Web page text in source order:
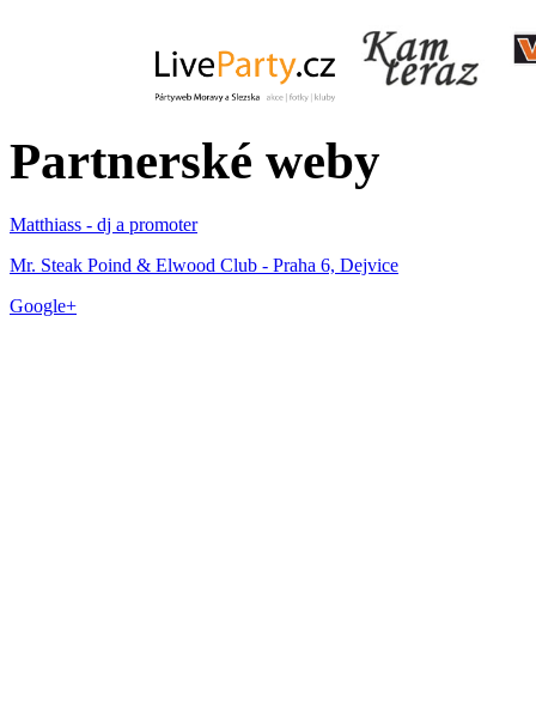
Partnerské weby
Matthiass - dj a promoter
Mr. Steak Poind & Elwood Club - Praha 6, Dejvice
Google+